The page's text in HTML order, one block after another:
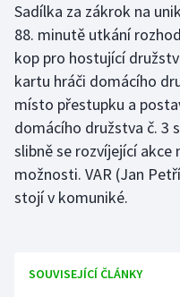
Parasport
Plavání
Plážový volejbal
Ragby
Rychlobruslení
Sadílka za zákrok na
88. minutě utkání
kop pro hostující
kartu hráči domácího
místo přestupku a
domácího družstva č. 3
slibně se rozvíjející akce
možnosti. VAR (Jan
stojí v komuniké.
SOUVISEJÍCÍ ČLÁNKY